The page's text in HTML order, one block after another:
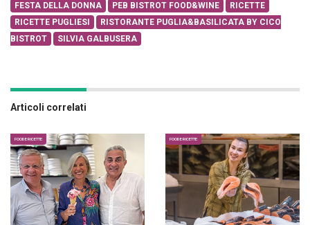
FESTA DELLA DONNA PEB BISTROT FOOD&WINE
RICETTE
RICETTE PUGLIESI
RISTORANTE PUGLIA&BASILICATA BY CICO
BISTROT
SILVIA GALBUSERA
Articoli correlati
FOOD E RICETTE FOOD E RICETTE